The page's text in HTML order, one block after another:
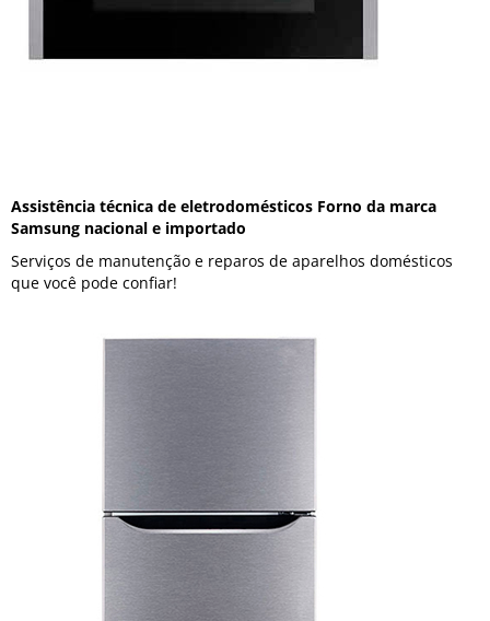
Assistência técnica de eletrodomésticos Forno da marca
Samsung nacional e importado
Serviços de manutenção e reparos de aparelhos domésticos
que você pode confiar!